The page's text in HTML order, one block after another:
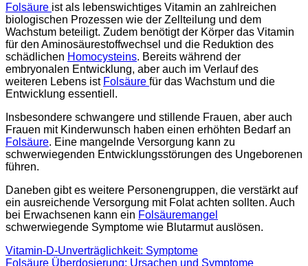
Folsäure ist als lebenswichtiges Vitamin an zahlreichen
biologischen Prozessen wie der Zellteilung und dem
Wachstum beteiligt. Zudem benötigt der Körper das Vitamin
für den Aminosäurestoffwechsel und die Reduktion des
schädlichen Homocysteins. Bereits während der
embryonalen Entwicklung, aber auch im Verlauf des
weiteren Lebens ist Folsäure für das Wachstum und die
Entwicklung essentiell.
Insbesondere schwangere und stillende Frauen, aber auch
Frauen mit Kinderwunsch haben einen erhöhten Bedarf an
Folsäure. Eine mangelnde Versorgung kann zu
schwerwiegenden Entwicklungsstörungen des Ungeborenen
führen.
Daneben gibt es weitere Personengruppen, die verstärkt auf
ein ausreichende Versorgung mit Folat achten sollten. Auch
bei Erwachsenen kann ein Folsäuremangel
schwerwiegende Symptome wie Blutarmut auslösen.
Vitamin-D-Unverträglichkeit: Symptome
Folsäure Überdosierung: Ursachen und Symptome